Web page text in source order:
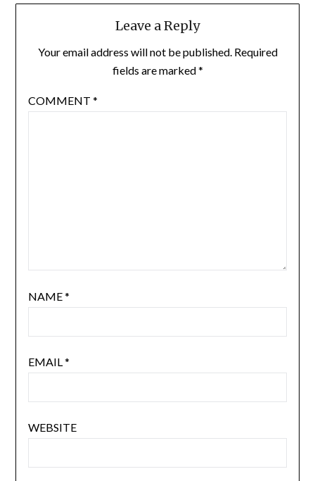
Leave a Reply
Your email address will not be published. Required
fields are marked*
COMMENT *
NAME*
EMAIL*
WEBSITE